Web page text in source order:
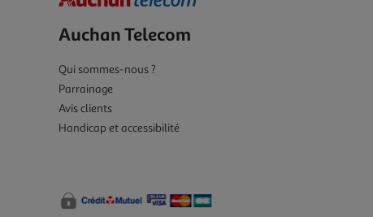
Auchan Telecom
Qui sommes-nous ?
Parrainage
Avis clients
Handicap et accessibilité